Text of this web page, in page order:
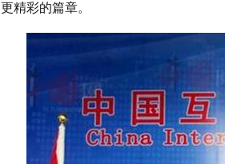
更精彩的篇章。